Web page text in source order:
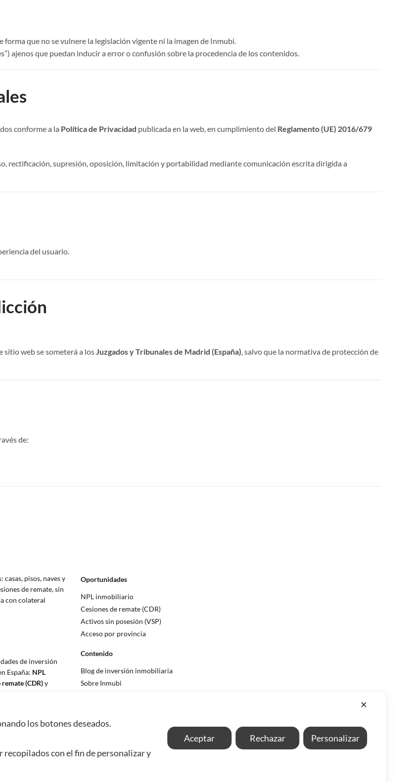
que no se vulnere la legislación vigente ni la imagen de Inmubi.
ajenos que puedan inducir a error o confusión sobre la procedencia de los contenidos.
conforme a la Política de Privacidad publicada en la web, en cumplimiento del Reglamento (UE) 2016/679
rectificación, supresión, oposición, limitación y portabilidad mediante comunicación escrita dirigida a
del usuario.
sitio web se someterá a losJuzgados y Tribunales de Madrid (España), salvo que la normativa de protección de
de:
pisos, naves y
de remate, sin
con colateral
de inversión
España: NPL
remate (CDR)y
Oportunidades
NPL inmobiliario
Cesiones de remate (CDR)
Activos sin posesión (VSP)
Acceso por provincia
Contenido
Blog de inversión inmobiliaria
Sobre Inmubi
Aviso legal
✕
los botones deseados.
recopilados con el fin de personalizar y
Aceptar Rechazar Personalizar